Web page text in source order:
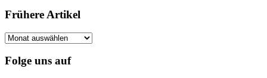
Frühere Artikel
Frühere
Folge uns auf